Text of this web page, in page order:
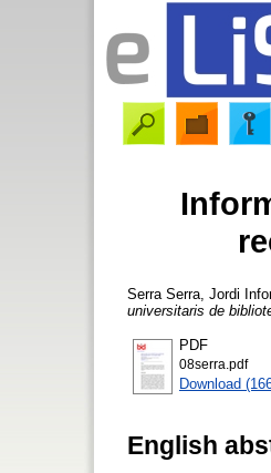
Serra Serra, Jordi
universitaris de
PDF
08serra.pdf
Download
English